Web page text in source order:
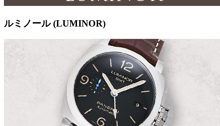
ルミノール (LUMINOR)